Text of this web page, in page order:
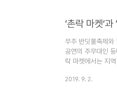
‘촌락 마켓‘
무주 반딧불축제와
공연의 주무대인
락 마켓에서는 지
는 매년 축제 때마
2019. 9. 2.